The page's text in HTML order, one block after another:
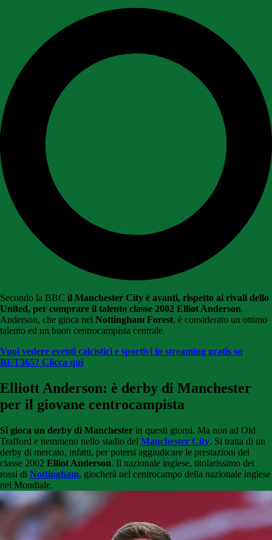
Secondo la BBC il Manchester City è avanti, rispetto ai rivali dello
United, per comprare il talento classe 2002 Elliot Anderson.
Anderson, che gioca nel Nottingham Forest, è considerato un ottimo
talento ed un buon centrocampista centrale.
Vuoi vedere eventi calcistici e sportivi in streaming gratis su
BET365? Clicca qui
Elliott Anderson: è derby di Manchester
per il giovane centrocampista
Si gioca un derby di Manchester in questi giorni. Ma non ad Old
Trafford e nemmeno nello stadio del Manchester City. Si tratta di un
derby di mercato, infatti, per potersi aggiudicare le prestazioni del
classe 2002 Elliot Anderson. Il nazionale inglese, titolarissimo dei
rossi di Nottingham, giocherà nel centrocampo della nazionale inglese
nel Mondiale.